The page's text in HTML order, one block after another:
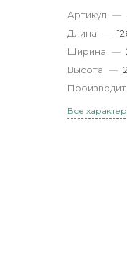
Артикул —
Длина —
Ширина —
Высота —
Все